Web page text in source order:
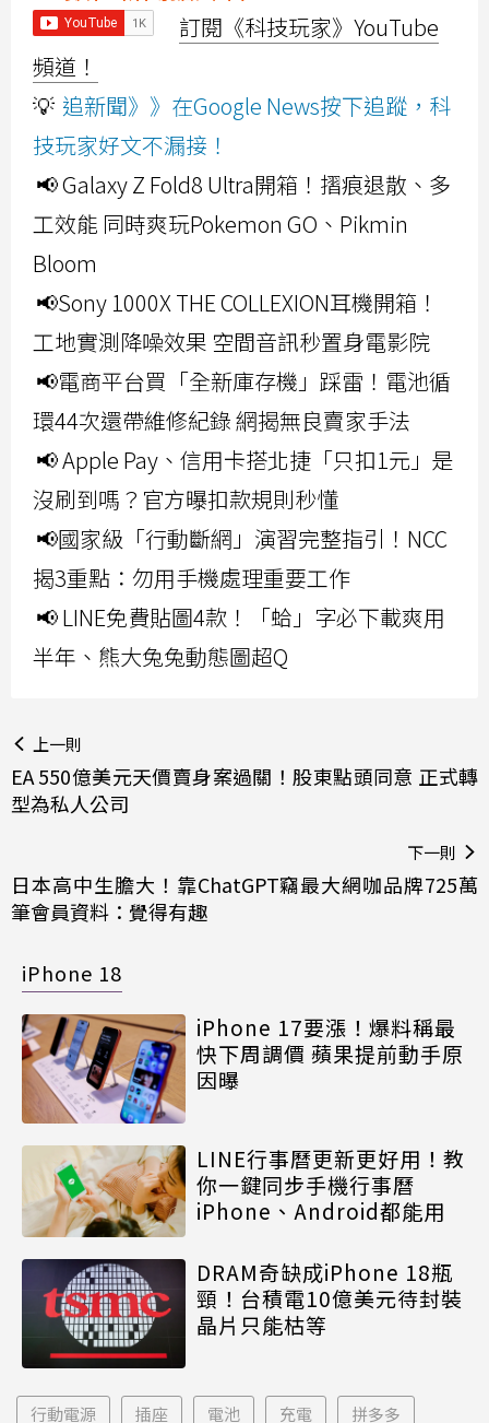
訂閱《科技玩家》YouTube
頻道！
💡 追新聞》》在Google News按下追蹤，科
技玩家好文不漏接！
📢 Galaxy Z Fold8 Ultra開箱！摺痕退散、多
工效能 同時爽玩Pokemon GO、Pikmin
Bloom
📢Sony 1000X THE COLLEXION耳機開箱！
工地實測降噪效果 空間音訊秒置身電影院
📢電商平台買「全新庫存機」踩雷！電池循
環44次還帶維修紀錄 網揭無良賣家手法
📢 Apple Pay、信用卡搭北捷「只扣1元」是
沒刷到嗎？官方曝扣款規則秒懂
📢國家級「行動斷網」演習完整指引！NCC
揭3重點：勿用手機處理重要工作
📢 LINE免費貼圖4款！「蛤」字必下載爽用
半年、熊大兔兔動態圖超Q
上一則
EA 550億美元天價賣身案過關！股東點頭同意 正式轉
型為私人公司
下一則
日本高中生膽大！靠ChatGPT竊最大網咖品牌725萬
筆會員資料：覺得有趣
iPhone 18
iPhone 17要漲！爆料稱最
快下周調價 蘋果提前動手原
因曝
LINE行事曆更新更好用！教
你一鍵同步手機行事曆
iPhone、Android都能用
DRAM奇缺成iPhone 18瓶
頸！台積電10億美元待封裝
晶片只能枯等
行動電源 插座 電池 充電 拼多多